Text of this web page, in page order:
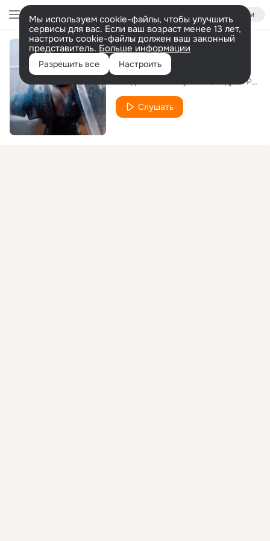
Войти
Мы используем cookie-файлы, чтобы улучшить
сервисы для вас. Если ваш возраст менее 13 лет,
настроить cookie-файлы должен ваш законный
представитель. Больше информации
Разрешить все Настроить
Танец Аутло №2
Андрей Романов
Слушать